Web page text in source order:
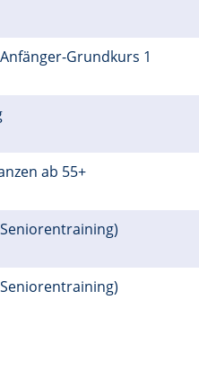
Grundkurs 1
ab 55+